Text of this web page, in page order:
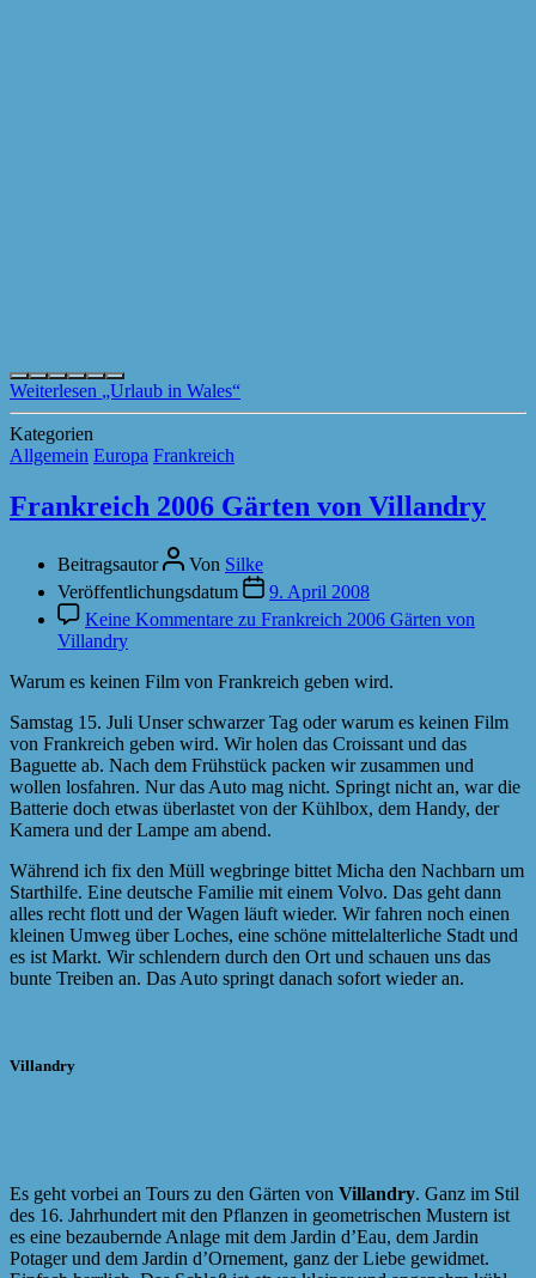
Weiterlesen „Urlaub in Wales“
Kategorien
Allgemein Europa Frankreich
Frankreich 2006 Gärten von Villandry
Beitragsautor Von Silke
Veröffentlichungsdatum
9. April 2008
Keine Kommentare zu Frankreich 2006 Gärten von
Villandry
Warum es keinen Film von Frankreich geben wird.
Samstag 15. Juli Unser schwarzer Tag oder warum es keinen Film
von Frankreich geben wird. Wir holen das Croissant und das
Baguette ab. Nach dem Frühstück packen wir zusammen und
wollen losfahren. Nur das Auto mag nicht. Springt nicht an, war die
Batterie doch etwas überlastet von der Kühlbox, dem Handy, der
Kamera und der Lampe am abend.
Während ich fix den Müll wegbringe bittet Micha den Nachbarn um
Starthilfe. Eine deutsche Familie mit einem Volvo. Das geht dann
alles recht flott und der Wagen läuft wieder. Wir fahren noch einen
kleinen Umweg über Loches, eine schöne mittelalterliche Stadt und
es ist Markt. Wir schlendern durch den Ort und schauen uns das
bunte Treiben an. Das Auto springt danach sofort wieder an.
Villandry
Es geht vorbei an Tours zu den Gärten von Villandry. Ganz im Stil
des 16. Jahrhundert mit den Pflanzen in geometrischen Mustern ist
es eine bezaubernde Anlage mit dem Jardin d’Eau, dem Jardin
Potager und dem Jardin d’Ornement, ganz der Liebe gewidmet.